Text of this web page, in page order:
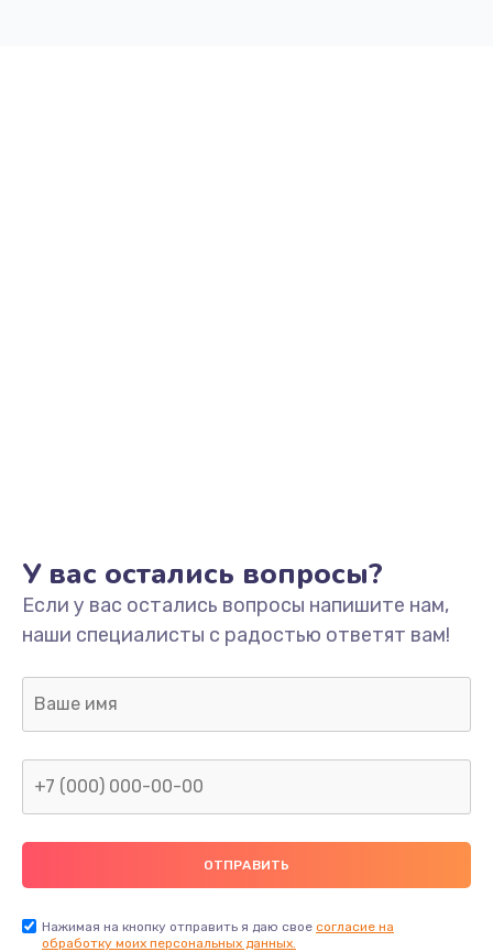
У вас остались вопросы?
Если у вас остались вопросы напишите нам,
наши специалисты с радостью ответят вам!
Нажимая на кнопку отправить я даю свое согласие на
обработку моих персональных данных.